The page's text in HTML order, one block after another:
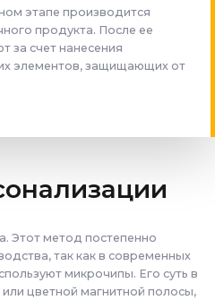
этапе производится
продукта. После ее
за счет нанесения
элементов, защищающих от
Этот метод постепенно
так как в современных
микрочипы. Его суть в
цветной магнитной полосы,